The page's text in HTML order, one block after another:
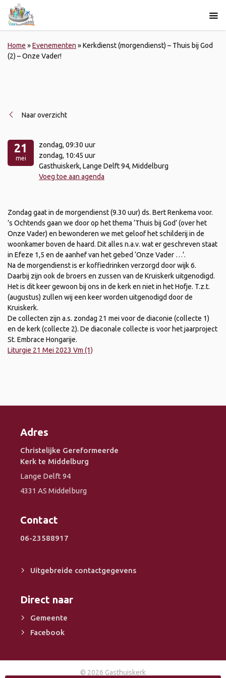
Home »Evenementen »Kerkdienst (morgendienst) – Thuis bij God
(2) – Onze Vader!
Naar overzicht
21
mei
zondag, 09:30 uur
zondag, 10:45 uur
Gasthuiskerk, Lange Delft 94, Middelburg
Voeg toe aan agenda
Zondag gaat in de morgendienst (9.30 uur) ds. Bert Renkema voor.
’s Ochtends gaan we door op het thema ‘Thuis bij God’ (over het
Onze Vader) en bewonderen we met geloof het schilderij in de
woonkamer boven de haard. Dit alles n.a.v. wat er geschreven staat
in Efeze 1,5 en de aanhef van het gebed ‘Onze Vader …’.
Na de morgendienst is er koffiedrinken verzorgd door wijk 6.
Daarbij zijn ook de broers en zussen van de Kruiskerk uitgenodigd.
Het is dit keer gewoon bij ons in de kerk en niet in het Hofje. T.z.t.
(augustus) zullen wij een keer worden uitgenodigd door de
Kruiskerk.
De collecten zijn a.s. zondag 21 mei voor de diaconie (collecte 1)
en de kerk (collecte 2). De diaconale collecte is voor het jaarproject
St. Embrace Hongarije.
Liturgie 21 Mei 2023 Vm (1)
Adres
Christelijke Gereformeerde
Kerk te Middelburg
Lange Delft 94
4331 AS Middelburg
Contact
06-23588917
Uitgebreide contactgegevens
Direct naar
Gemeente
Facebook
© 2026 Gasthuiskerk